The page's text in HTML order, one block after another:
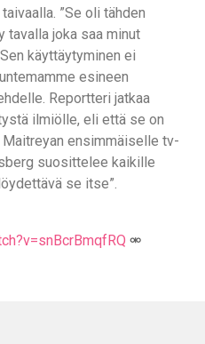
”Se oli tähden
tavalla joka saa minut
käyttäytyminen ei
esineen
Reportteri jatkaa
ilmiölle, eli että se on
ensimmäiselle tv-
suosittelee kaikille
se itse”.